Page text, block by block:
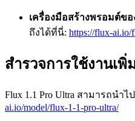
เครื่องมือสร้างพรอมต์ขอ
ถึงได้ที่นี่: https://flux-ai.io/
สำรวจการใช้งานเพิ่
Flux 1.1 Pro Ultra สามารถน
ai.io/model/flux-1-1-pro-ultra/